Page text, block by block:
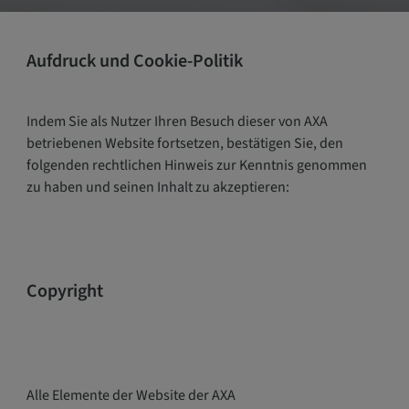
Aufdruck und Cookie-Politik
Indem Sie als Nutzer Ihren Besuch dieser von AXA
betriebenen Website fortsetzen, bestätigen Sie, den
folgenden rechtlichen Hinweis zur Kenntnis genommen
zu haben und seinen Inhalt zu akzeptieren:
Copyright
Alle Elemente der Website der AXA